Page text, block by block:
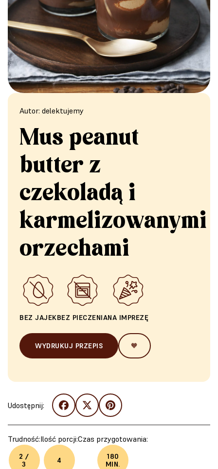
Autor: delektujemy
Mus peanut
butter z
czekoladą i
karmelizowanymi
orzechami
BEZ JAJEKBEZ PIECZENIANA IMPREZĘ
WYDRUKUJ PRZEPIS 🧡
Udostępnij:
Trudność:
2 /
3
Ilość porcji:
4
Czas przygotowania:
180
MIN.